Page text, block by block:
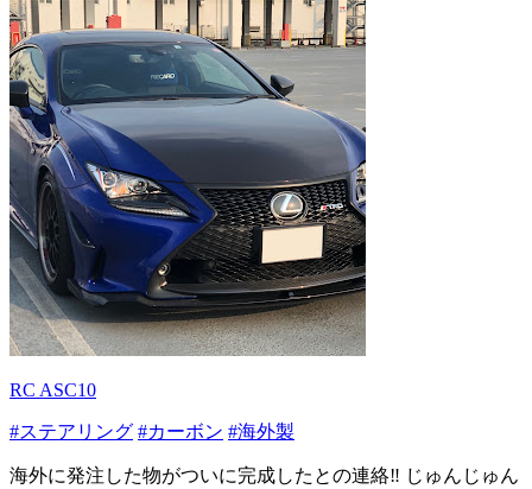
RC ASC10
#ステアリング #カーボン #海外製
海外に発注した物がついに完成したとの連絡‼️ じゅんじゅん